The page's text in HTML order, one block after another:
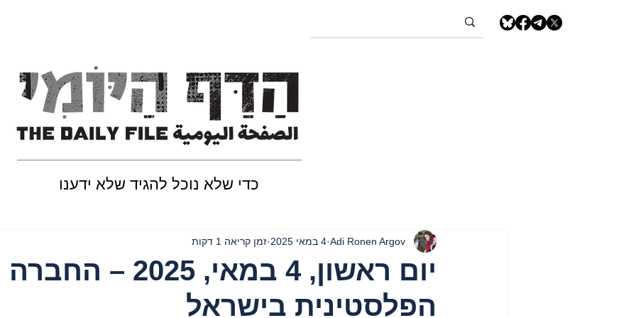
כדי שלא נוכל להגיד שלא ידענו
יום ראשון, 4 במאי, 2025 – החברה
הפלסטינית בישראל
Adi Ronen Argov 4 במאי 2025 זמן קריאה 1 דקות